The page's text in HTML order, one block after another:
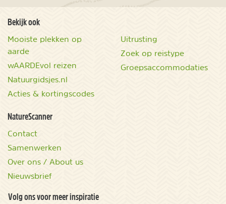
Bekijk ook
Mooiste plekken op
aarde
wAARDEvol reizen
Natuurgidsjes.nl
Acties & kortingscodes
Uitrusting
Zoek op reistype
Groepsaccommodaties
NatureScanner
Contact
Samenwerken
Over ons / About us
Nieuwsbrief
Volg ons voor meer inspiratie